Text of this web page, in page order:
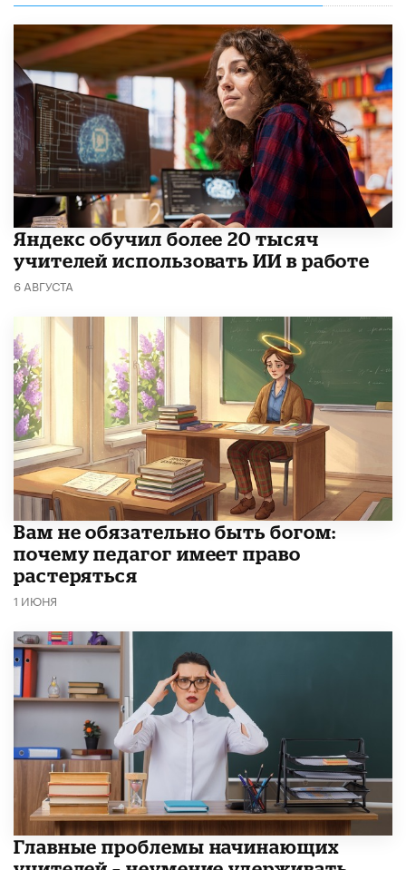
​Яндекс обучил более 20 тысяч
учителей использовать ИИ в работе
6 АВГУСТА
​Вам не обязательно быть богом:
почему педагог имеет право
растеряться
1 ИЮНЯ
Главные проблемы начинающих